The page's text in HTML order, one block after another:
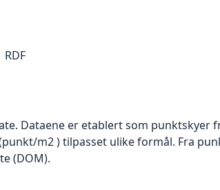
RDF
Dataene er etablert som punktskyer
m2 ) tilpasset ulike formål. Fra
(DOM).